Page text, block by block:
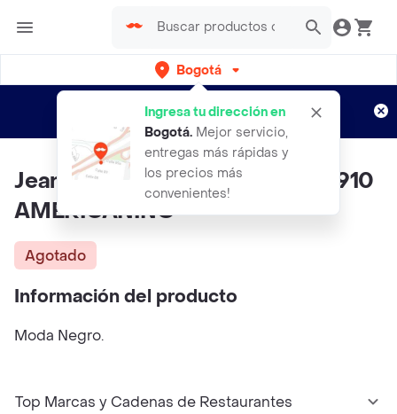
Bogotá
Ingresa tu dirección en
Bogotá. Mejor servicio,
entregas más rápidas y
los precios más
convenientes!
envíos gratis por semanas
Aplican TyC
Jean Mujer Negro Talla 12 332E910
AMERICANINO
Agotado
Información del producto
Moda Negro.
Top Marcas y Cadenas de Restaurantes